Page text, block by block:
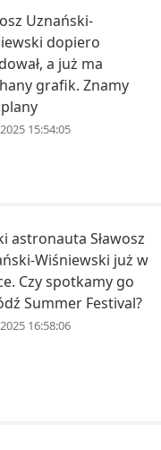
Uznański-
dopiero
a już ma
grafik. Znamy
15:54:05
astronauta Sławosz
Wiśniewski już w
Czy spotkamy go
Summer Festival?
16:58:06